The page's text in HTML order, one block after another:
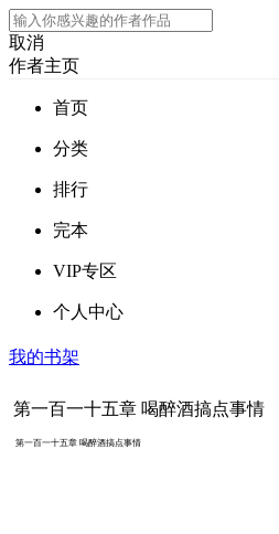
取消
作者主页
首页
分类
排行
完本
VIP专区
个人中心
我的书架
第一百一十五章 喝醉酒搞点事情
第一百一十五章 喝醉酒搞点事情